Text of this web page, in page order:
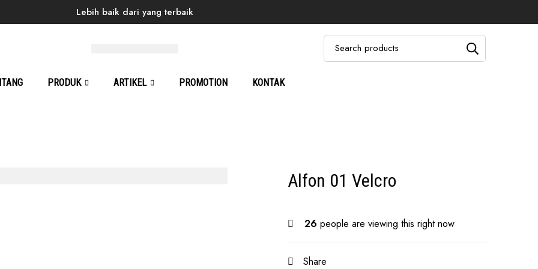
Lebih baik dari yang terbaik
PRODUK ARTIKEL PROMOTION KONTAK
Alfon 01 Velcro
26 people are viewing this right now
Share